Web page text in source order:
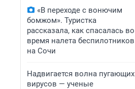
«В переходе с вонючим
бомжом». Туристка
рассказала, как спасалась во
время налета беспилотников
на Сочи
Надвигается волна пугающих
вирусов — ученые